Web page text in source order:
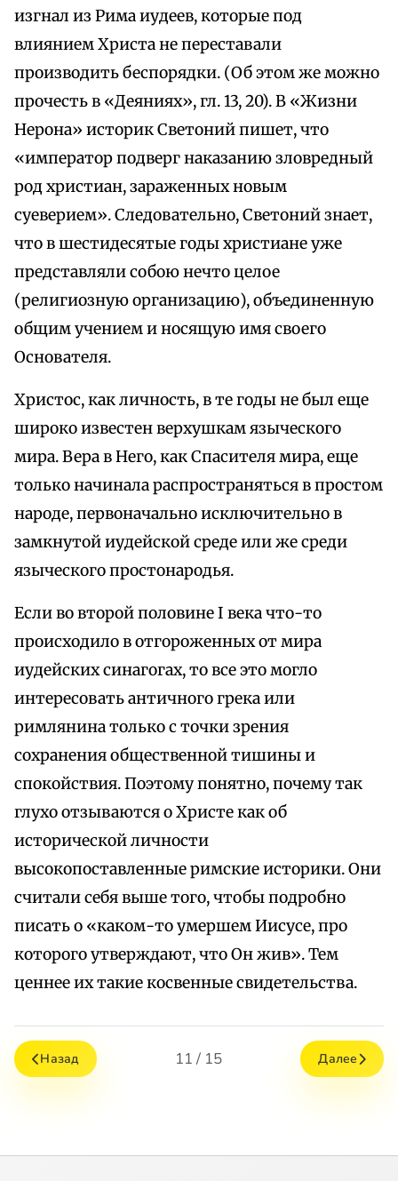
изгнал из Рима иудеев, которые под
влиянием Христа не переставали
производить беспорядки. (Об этом же можно
прочесть в «Деяниях», гл. 13, 20). В «Жизни
Нерона» историк Светоний пишет, что
«император подверг наказанию зловредный
род христиан, зараженных новым
суеверием». Следовательно, Светоний знает,
что в шестидесятые годы христиане уже
представляли собою нечто целое
(религиозную организацию), объединенную
общим учением и носящую имя своего
Основателя.
Христос, как личность, в те годы не был еще
широко известен верхушкам языческого
мира. Вера в Него, как Спасителя мира, еще
только начинала распространяться в простом
народе, первоначально исключительно в
замкнутой иудейской среде или же среди
языческого простонародья.
Если во второй половине I века что-то
происходило в отгороженных от мира
иудейских синагогах, то все это могло
интересовать античного грека или
римлянина только с точки зрения
сохранения общественной тишины и
спокойствия. Поэтому понятно, почему так
глухо отзываются о Христе как об
исторической личности
высокопоставленные римские историки. Они
считали себя выше того, чтобы подробно
писать о «каком-то умершем Иисусе, про
которого утверждают, что Он жив». Тем
ценнее их такие косвенные свидетельства.
Назад 11 / 15 Далее